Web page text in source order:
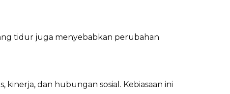
tidur juga menyebabkan perubahan
dan hubungan sosial. Kebiasaan ini